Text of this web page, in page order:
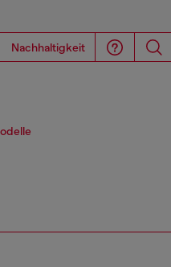
Nachhaltigkeit